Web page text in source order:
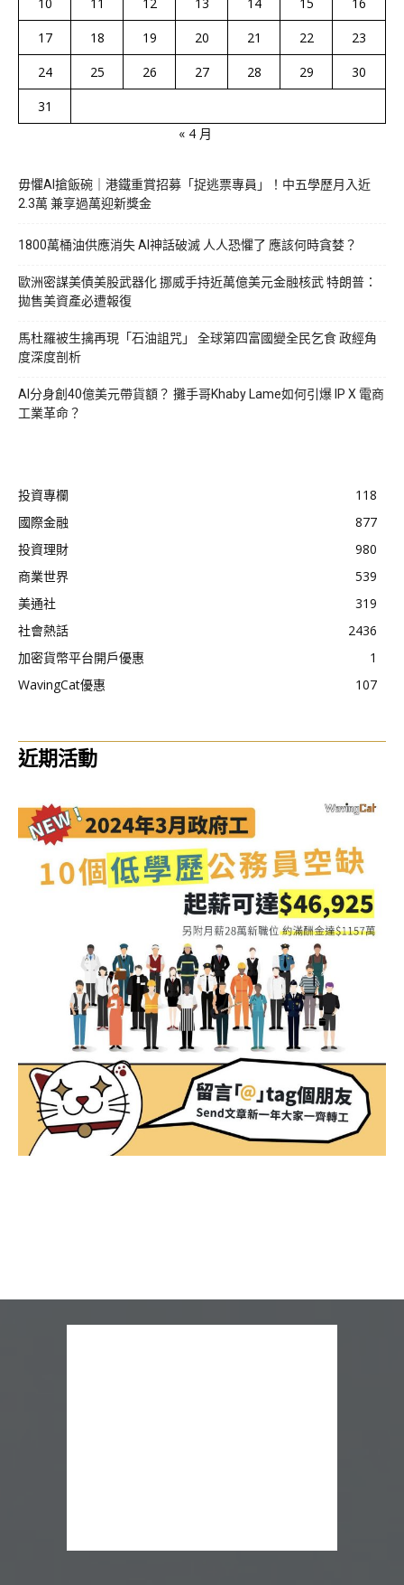
10
11 12 13 14 15
16
17
18 19 20 21 22
23
24
25 26 27 28 29
30
31
« 4 月
毋懼AI搶飯碗｜港鐵重賞招募「捉逃票專員」！中五學歷月入近
2.3萬 兼享過萬迎新獎金
1800萬桶油供應消失 AI神話破滅 人人恐懼了 應該何時貪婪？
歐洲密謀美債美股武器化 挪威手持近萬億美元金融核武 特朗普：
拋售美資產必遭報復
馬杜羅被生擒再現「石油詛咒」 全球第四富國變全民乞食 政經角
度深度剖析
AI分身創40億美元帶貨額？ 攤手哥Khaby Lame如何引爆 IP X 電商
工業革命？
投資專欄
118
國際金融
877
投資理財
980
商業世界
539
美通社
319
社會熱話
2436
加密貨幣平台開戶優惠
1
WavingCat優惠
107
近期活動